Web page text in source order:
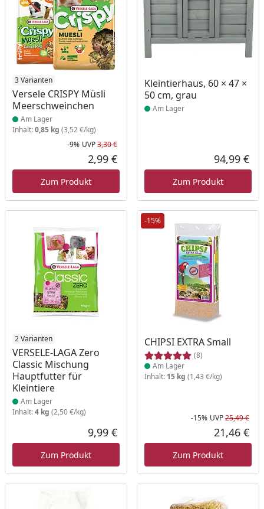
3 Varianten
Versele CRISPY Müsli
Meerschweinchen
Produkt am Lager
Am Lager
Inhalt:0,85 kg (3,52 €/kg)
Rabatt in Prozent
-9%
Ursprünglicher Preis
UVP3,30 €
Aktueller Preis
2,99 €
Zum Produkt
Kleintierhaus, 60 × 47 ×
50 cm, grau
Produkt am Lager
Am Lager
94,99 €
Zum Produkt
2 Varianten
VERSELE-LAGA Zero
Classic Mischung
Hauptfutter für
Kleintiere
Produkt am Lager
Am Lager
Inhalt:4 kg (2,50 €/kg)
Aktueller Preis
9,99 €
Zum Produkt
-15%
CHIPSI EXTRA Small
(8)
Produkt am Lager
Am Lager
Inhalt: 15 kg (1,43 €/kg)
-15% UVP25,49 €
21,46 €
Zum Produkt